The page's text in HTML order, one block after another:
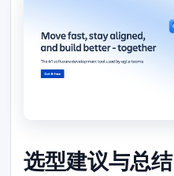
选型建议与总结